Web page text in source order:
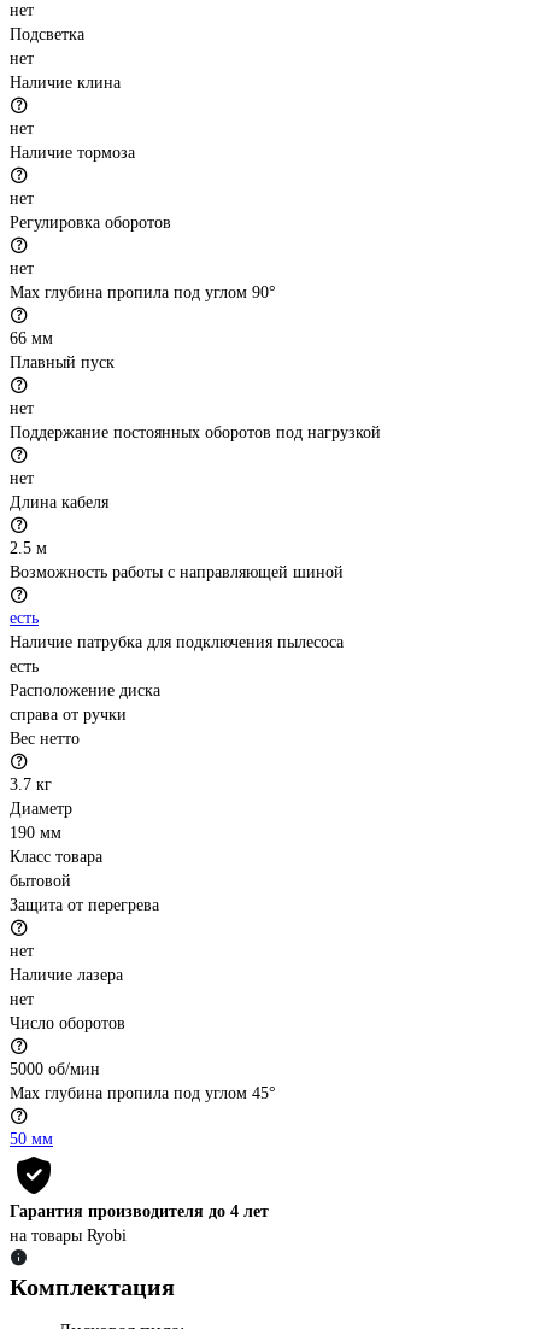
нет
Подсветка
нет
Наличие клина
нет
Наличие тормоза
нет
Регулировка оборотов
нет
Max глубина пропила под углом 90°
66 мм
Плавный пуск
нет
Поддержание постоянных оборотов под нагрузкой
нет
Длина кабеля
2.5 м
Возможность работы с направляющей шиной
есть
Наличие патрубка для подключения пылесоса
есть
Расположение диска
справа от ручки
Вес нетто
3.7 кг
Диаметр
190 мм
Класс товара
бытовой
Защита от перегрева
нет
Наличие лазера
нет
Число оборотов
5000 об/мин
Max глубина пропила под углом 45°
50 мм
Гарантия производителя до 4 лет
на товары Ryobi
Комплектация